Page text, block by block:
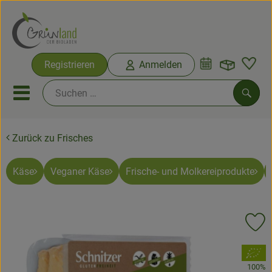
Registrieren Anmelden
Mobiles Menu öffnen oder
Ökokisten
Bio-Kochkisten
Obst & Gemüse
Zurück zu Frisches
Käse Veganer Käse Frische- und Molkereiprodukte
, Verband:
100%